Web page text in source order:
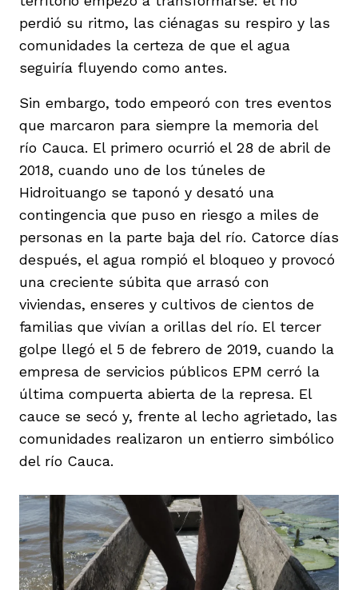
perdió su ritmo, las ciénagas su respiro y las
comunidades la certeza de que el agua
seguiría fluyendo como antes.
Sin embargo, todo empeoró con tres eventos
que marcaron para siempre la memoria del
río Cauca. El primero ocurrió el 28 de abril de
2018, cuando uno de los túneles de
Hidroituango se taponó y desató una
contingencia que puso en riesgo a miles de
personas en la parte baja del río. Catorce días
después, el agua rompió el bloqueo y provocó
una creciente súbita que arrasó con
viviendas, enseres y cultivos de cientos de
familias que vivían a orillas del río. El tercer
golpe llegó el 5 de febrero de 2019, cuando la
empresa de servicios públicos EPM cerró la
última compuerta abierta de la represa. El
cauce se secó y, frente al lecho agrietado, las
comunidades realizaron un entierro simbólico
del río Cauca.